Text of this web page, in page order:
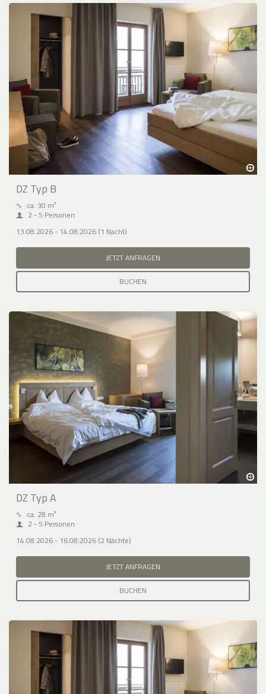
DZ Typ B
⤡ ca. 30 m²
2 - 5 Personen
13.08.2026 - 14.08.2026 (1 Nacht)
JETZT ANFRAGEN
BUCHEN
DZ Typ A
⤡ ca. 28 m²
2 - 5 Personen
14.08.2026 - 16.08.2026 (2 Nächte)
JETZT ANFRAGEN
BUCHEN